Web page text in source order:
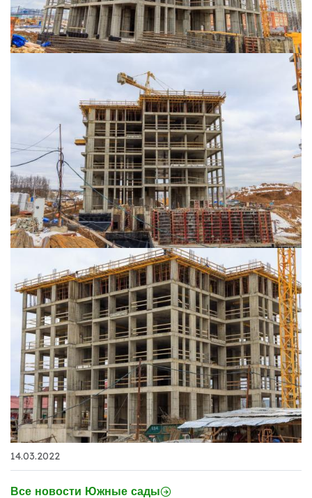
14.03.2022
Все новости Южные сады